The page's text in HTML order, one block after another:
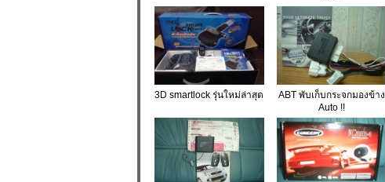
3D smartlock รุ่นใหม่ล่าสุด
ABT พับเก็บกระจกมองข้าง
Auto !!